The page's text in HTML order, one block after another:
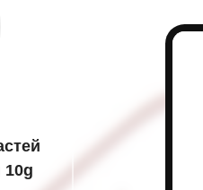
10g